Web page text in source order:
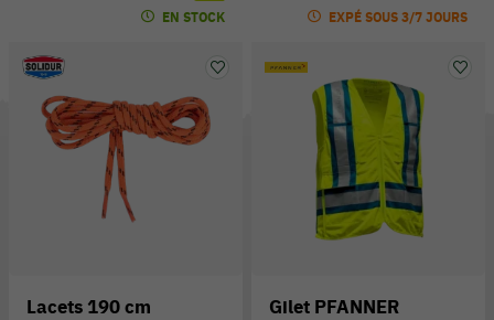
EN STOCK EXPÉ SOUS 3/7 JOURS
Lacets 190 cm
Gilet PFANNER